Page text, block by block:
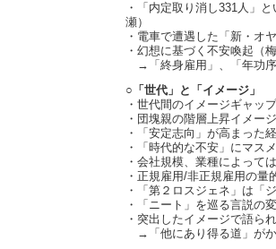
・「内定取り消し331人」
瀬）
・電車で遭遇した「新・オ
・幻想に基づく不安喚起（
→「終身雇用」、「年功
○「世代」と「イメージ」
・世代間のイメージギャッ
・団塊親の階層上昇イメー
・「安定志向」が高まった
・「時代的な不安」にマス
・会社規模、業種によって
・正規雇用/非正規雇用の量
・「第２ロスジェネ」は「
・「ニート」を巡る言説の
・突出したイメージで語ら
→「他にあり得る道」が